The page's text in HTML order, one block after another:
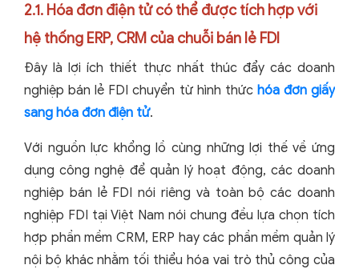
2.1. Hóa đơn điện tử có thể được tích hợp với
hệ thống ERP, CRM của chuỗi bán lẻ FDI
Đây là lợi ích thiết thực nhất thúc đẩy các doanh
nghiệp bán lẻ FDI chuyển từ hình thức hóa đơn giấy
sang hóa đơn điện tử.
Với nguồn lực khổng lồ cùng những lợi thế về ứng
dụng công nghệ để quản lý hoạt động, các doanh
nghiệp bán lẻ FDI nói riêng và toàn bộ các doanh
nghiệp FDI tại Việt Nam nói chung đều lựa chọn tích
hợp phần mềm CRM, ERP hay các phần mềm quản lý
nội bộ khác nhằm tối thiểu hóa vai trò thủ công của